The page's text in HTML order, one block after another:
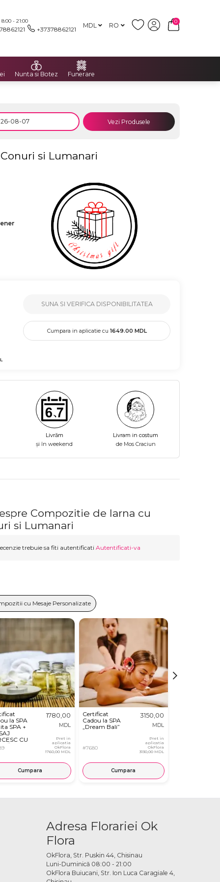
- 21:00
+37378862121 MDL RO
0
Nunta si Botez Funerare
Vezi Produsele
si Lumanari
SUNA SI VERIFICA DISPONIBILITATEA
Cumpara in aplicatie cu 1649.00 MDL
Livrăm
și în weekend
Livram in costum
de Mos Craciun
Compozitie de Iarna cu
si Lumanari
trebuie sa fiti autentificati Autentificati-va
cu Mesaje Personalizate
la SPA
SPA +
CU
ȘI
1780,00
MDL
Pret in
aplicatia
OkFlora
1760,00 MDL
Cumpara
Certificat
Cadou la SPA
„Dream Bali”
#7680
3150,00
MDL
Pret in
aplicatia
OkFlora
3130,00 MDL
Cumpara
Adresa Florariei Ok
Flora
OkFlora, Str. Puskin 44, Chisinau
Luni-Duminică 08:00 - 21:00
OkFlora Buiucani, Str. Ion Luca Caragiale 4,